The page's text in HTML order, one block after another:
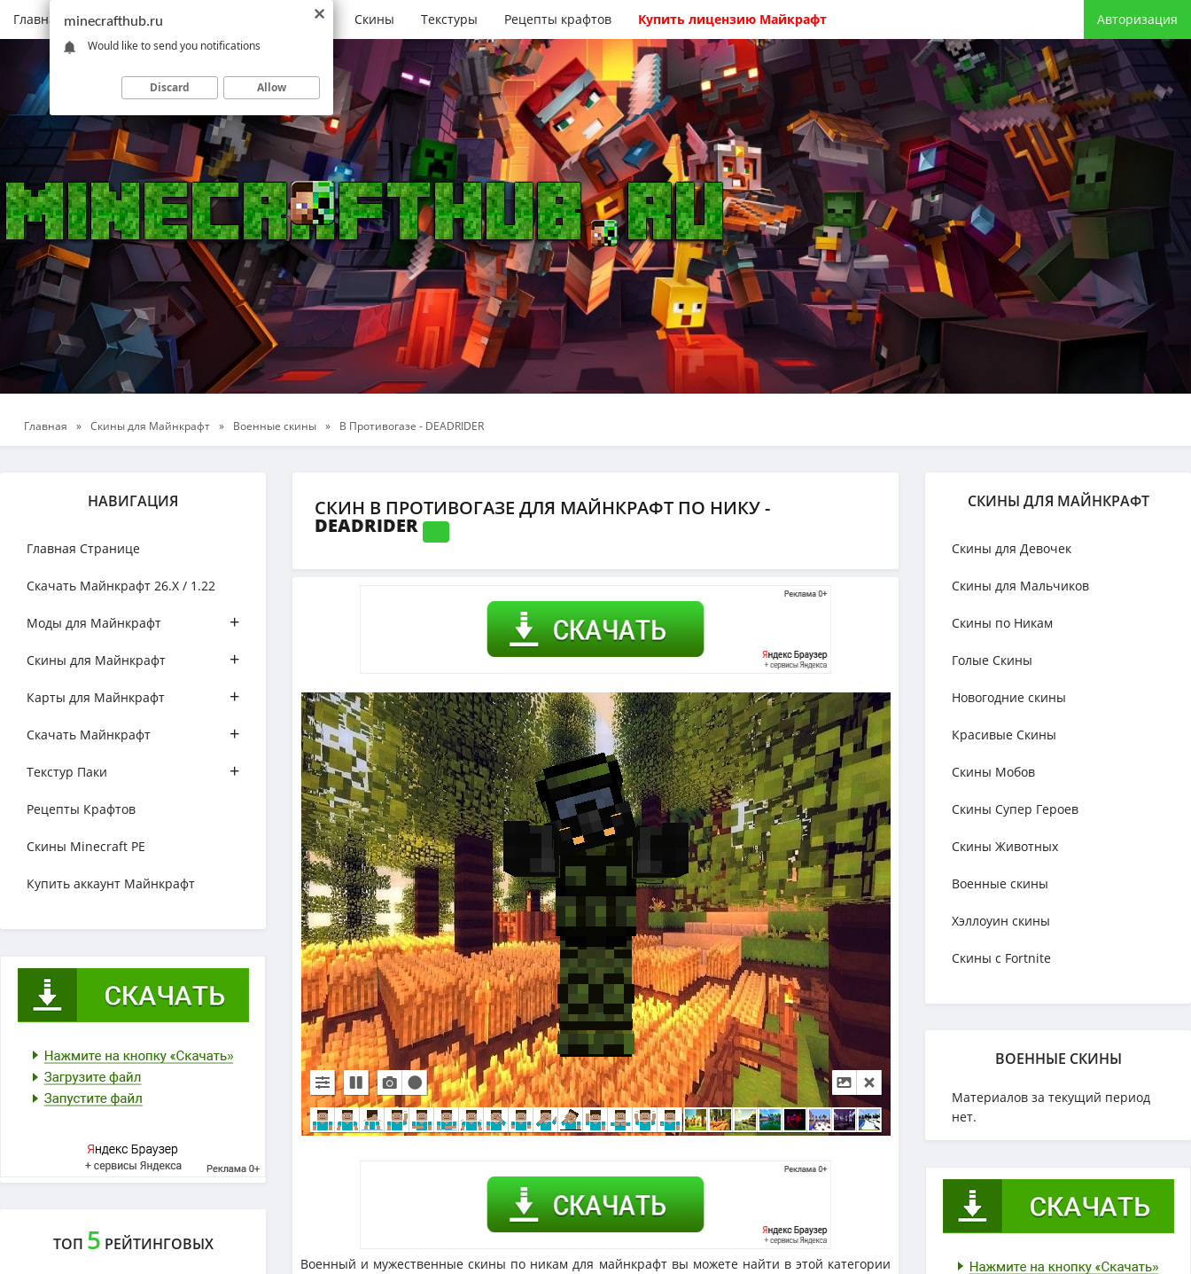
Главная Моды Скачать Minecraft Карты Скины Текстуры Рецепты крафтов Купить лицензию Майкрафт Авторизация
Главная » Скины для Майнкрафт » Военные скины » В Противогазе - DEADRIDER
НАВИГАЦИЯ
Главная Странице
Скачать Майнкрафт 26.Х / 1.22
Моды для Майнкрафт +
Скины для Майнкрафт +
Карты для Майнкрафт +
Скачать Майнкрафт +
Текстур Паки +
Рецепты Крафтов
Скины Minecraft PE
Купить аккаунт Майнкрафт
ТОП 5 РЕЙТИНГОВЫХ
СКИН В ПРОТИВОГАЗЕ ДЛЯ МАЙНКРАФТ ПО НИКУ -
DEADRIDER
Военный и мужественные скины по никам для майнкрафт вы можете найти в этой категории
СКИНЫ ДЛЯ МАЙНКРАФТ
Скины для Девочек
Скины для Мальчиков
Скины по Никам
Голые Скины
Новогодние скины
Красивые Скины
Скины Мобов
Скины Супер Героев
Скины Животных
Военные скины
Хэллоуин скины
Скины с Fortnite
ВОЕННЫЕ СКИНЫ
Материалов за текущий период
нет.
minecrafthub.ru
Would like to send you notifications
Discard Allow